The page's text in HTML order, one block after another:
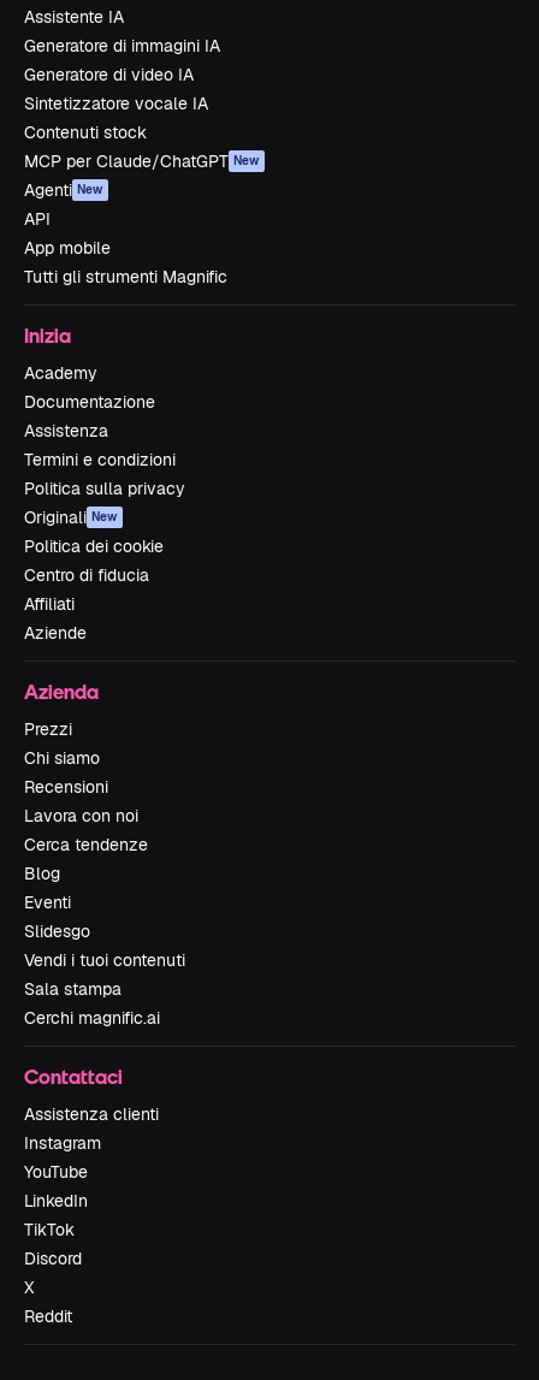
Assistente IA
Generatore di immagini IA
Generatore di video IA
Sintetizzatore vocale IA
Contenuti stock
MCP per Claude/ChatGPT New
Agenti New
API
App mobile
Tutti gli strumenti Magnific
Inizia
Academy
Documentazione
Assistenza
Termini e condizioni
Politica sulla privacy
Originali New
Politica dei cookie
Centro di fiducia
Affiliati
Aziende
Azienda
Prezzi
Chi siamo
Recensioni
Lavora con noi
Cerca tendenze
Blog
Eventi
Slidesgo
Vendi i tuoi contenuti
Sala stampa
Cerchi magnific.ai
Contattaci
Assistenza clienti
Instagram
YouTube
LinkedIn
TikTok
Discord
X
Reddit